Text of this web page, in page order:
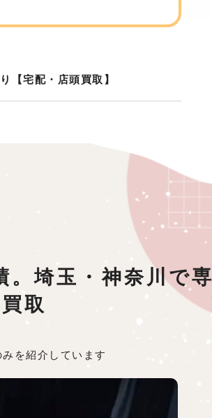
【宅配・店頭買取】
埼玉・神奈川で
取
を紹介しています